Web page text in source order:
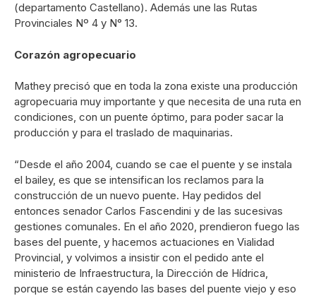
(departamento Castellano). Además une las Rutas
Provinciales Nº 4 y N° 13.
Corazón agropecuario
Mathey precisó que en toda la zona existe una producción
agropecuaria muy importante y que necesita de una ruta en
condiciones, con un puente óptimo, para poder sacar la
producción y para el traslado de maquinarias.
“Desde el año 2004, cuando se cae el puente y se instala
el bailey, es que se intensifican los reclamos para la
construcción de un nuevo puente. Hay pedidos del
entonces senador Carlos Fascendini y de las sucesivas
gestiones comunales. En el año 2020, prendieron fuego las
bases del puente, y hacemos actuaciones en Vialidad
Provincial, y volvimos a insistir con el pedido ante el
ministerio de Infraestructura, la Dirección de Hídrica,
porque se están cayendo las bases del puente viejo y eso